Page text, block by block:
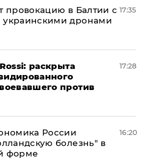
провокацию в Балтии с
украинскими дронами
17:35
раскрыта
против
17:28
России
болезнь" в
форме
16:20